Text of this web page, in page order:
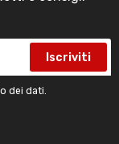
Iscriviti
dei dati.